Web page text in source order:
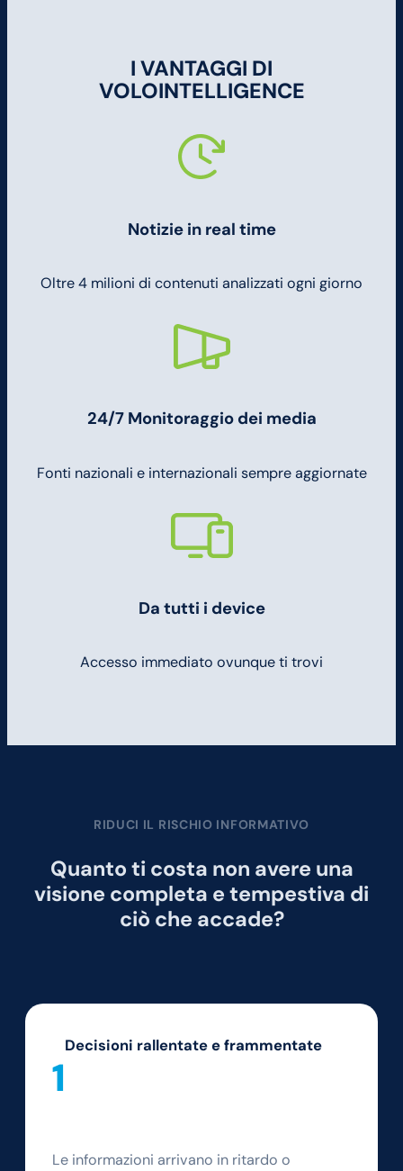
I VANTAGGI DI
VOLOINTELLIGENCE
Notizie in real time
Oltre 4 milioni di contenuti analizzati ogni giorno
24/7 Monitoraggio dei media
Fonti nazionali e internazionali sempre aggiornate
Da tutti i device
Accesso immediato ovunque ti trovi
RIDUCI IL RISCHIO INFORMATIVO
Quanto ti costa non avere una
visione completa e tempestiva di
ciò che accade?
1
Decisioni rallentatee frammentate
Le informazioni arrivano in ritardo o